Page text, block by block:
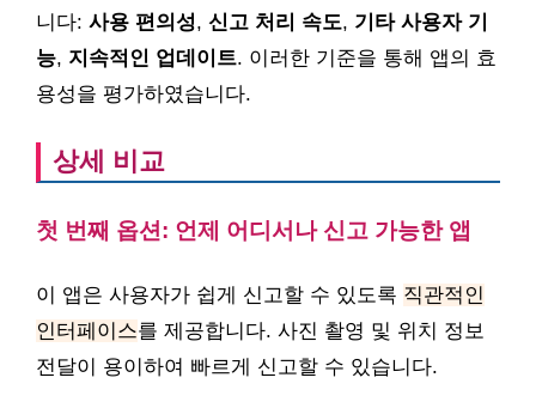
니다: 사용 편의성, 신고 처리 속도, 기타 사용자 기
능, 지속적인 업데이트. 이러한 기준을 통해 앱의 효
용성을 평가하였습니다.
상세 비교
첫 번째 옵션: 언제 어디서나 신고 가능한 앱
이 앱은 사용자가 쉽게 신고할 수 있도록 직관적인
인터페이스를 제공합니다. 사진 촬영 및 위치 정보
전달이 용이하여 빠르게 신고할 수 있습니다.